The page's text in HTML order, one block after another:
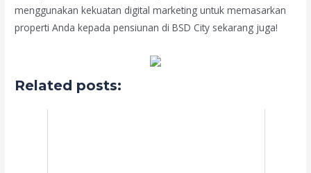
menggunakan kekuatan digital marketing untuk memasarkan
properti Anda kepada pensiunan di BSD City sekarang juga!
Related posts: